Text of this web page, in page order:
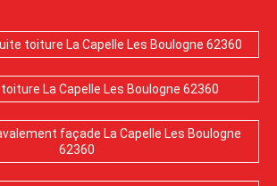
toiture La Capelle Les Boulogne 62360
La Capelle Les Boulogne 62360
façade La Capelle Les Boulogne
62360